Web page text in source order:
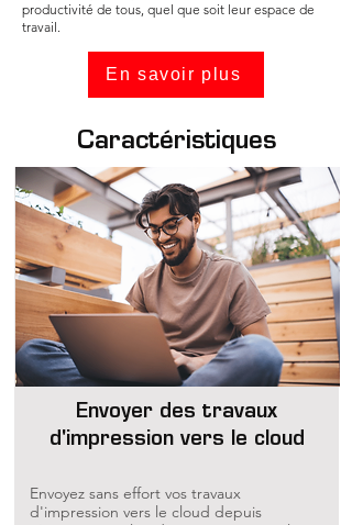
productivité de tous, quel que soit leur espace de
travail.
En savoir plus
Caractéristiques
Envoyer des travaux
d'impression vers le cloud
Envoyez sans effort vos travaux
d'impression vers le cloud depuis